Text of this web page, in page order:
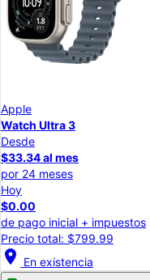
Apple
Watch Ultra 3
Desde
$33.34 al mes
por 24 meses
Hoy
$0.00
de pago inicial + impuestos
Precio total: $799.99
location_on En existencia